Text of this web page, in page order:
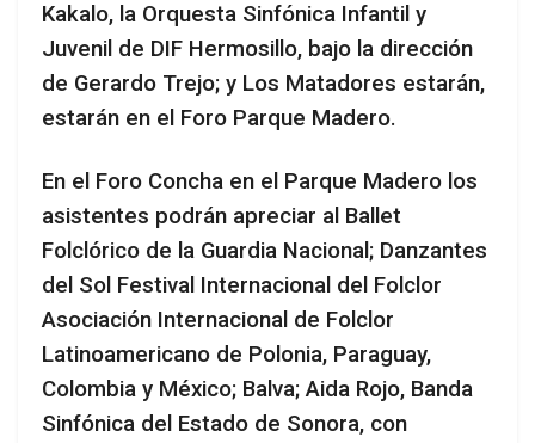
Kakalo, la Orquesta Sinfónica Infantil y
Juvenil de DIF Hermosillo, bajo la dirección
de Gerardo Trejo; y Los Matadores estarán,
estarán en el Foro Parque Madero.
En el Foro Concha en el Parque Madero los
asistentes podrán apreciar al Ballet
Folclórico de la Guardia Nacional; Danzantes
del Sol Festival Internacional del Folclor
Asociación Internacional de Folclor
Latinoamericano de Polonia, Paraguay,
Colombia y México; Balva; Aida Rojo, Banda
Sinfónica del Estado de Sonora, con